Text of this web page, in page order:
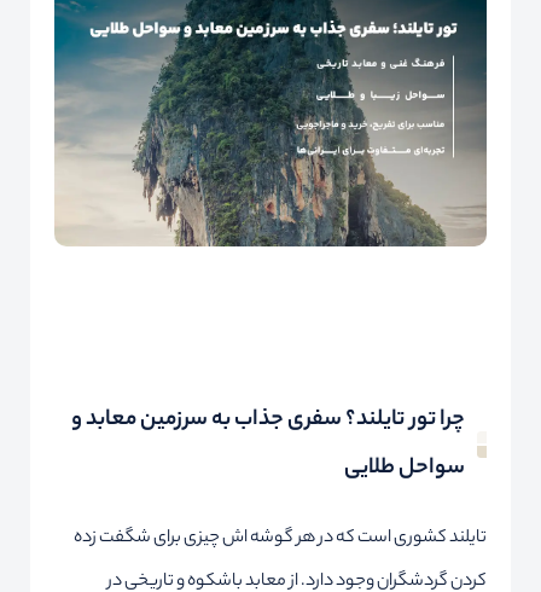
چرا تور تایلند؟ سفری جذاب به سرزمین معابد و
سواحل طلایی
تایلند کشوری است که در هر گوشه اش چیزی برای شگفت زده
کردن گردشگران وجود دارد. از معابد باشکوه و تاریخی در